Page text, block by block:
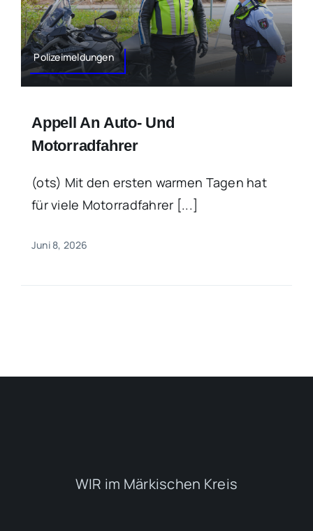
Polizeimeldungen
Appell An Auto- Und
Motorradfahrer
(ots) Mit den ersten warmen Tagen hat
für viele Motorradfahrer [...]
Juni 8, 2026
WIR im Märkischen Kreis